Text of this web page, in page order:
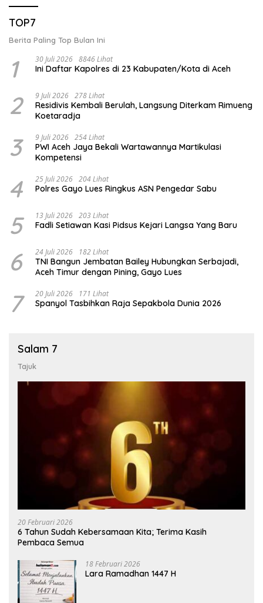
TOP7
Berita Paling Top Bulan Ini
1 30 Juli 2026 8846 Lihat
Ini Daftar Kapolres di 23 Kabupaten/Kota di Aceh
2 9 Juli 2026 278 Lihat
Residivis Kembali Berulah, Langsung Diterkam Rimueng
Koetaradja
3 9 Juli 2026 254 Lihat
PWI Aceh Jaya Bekali Wartawannya Martikulasi
Kompetensi
4 25 Juli 2026 204 Lihat
Polres Gayo Lues Ringkus ASN Pengedar Sabu
5 13 Juli 2026 203 Lihat
Fadli Setiawan Kasi Pidsus Kejari Langsa Yang Baru
6 24 Juli 2026 182 Lihat
TNI Bangun Jembatan Bailey Hubungkan Serbajadi,
Aceh Timur dengan Pining, Gayo Lues
7 20 Juli 2026 171 Lihat
Spanyol Tasbihkan Raja Sepakbola Dunia 2026
Salam 7
Tajuk
20 Februari 2026
6 Tahun Sudah Kebersamaan Kita; Terima Kasih
Pembaca Semua
18 Februari 2026
Lara Ramadhan 1447 H